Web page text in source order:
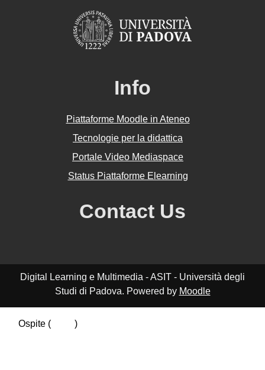
Info
Piattaforme Moodle in Ateneo
Tecnologie per la didattica
Portale Video Mediaspace
Status Piattaforme Elearning
Contact Us
Digital Learning e Multimedia - ASIT - Università degli
Studi di Padova. Powered by Moodle
Ospite (
)